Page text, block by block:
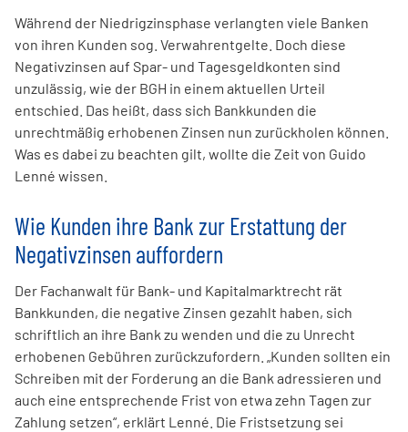
Während der Niedrigzinsphase verlangten viele Banken
von ihren Kunden sog. Verwahrentgelte. Doch diese
Negativzinsen auf Spar- und Tagesgeldkonten sind
unzulässig, wie der BGH in einem aktuellen Urteil
entschied. Das heißt, dass sich Bankkunden die
unrechtmäßig erhobenen Zinsen nun zurückholen können.
Was es dabei zu beachten gilt, wollte die Zeit von Guido
Lenné wissen.
Wie Kunden ihre Bank zur Erstattung der
Negativzinsen auffordern
Der Fachanwalt für Bank- und Kapitalmarktrecht rät
Bankkunden, die negative Zinsen gezahlt haben, sich
schriftlich an ihre Bank zu wenden und die zu Unrecht
erhobenen Gebühren zurückzufordern. „Kunden sollten ein
Schreiben mit der Forderung an die Bank adressieren und
auch eine entsprechende Frist von etwa zehn Tagen zur
Zahlung setzen“, erklärt Lenné. Die Fristsetzung sei